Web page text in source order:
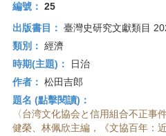
編號： 25
出版書目： 臺灣史研究文獻類目
類別： 經濟
時期(主題)：
日治
作者： 松田吉郎
題名 (點擊閱讀)：
〈台湾文化協会と信用組合不正事
健榮、林佩欣主編，《文協百年：